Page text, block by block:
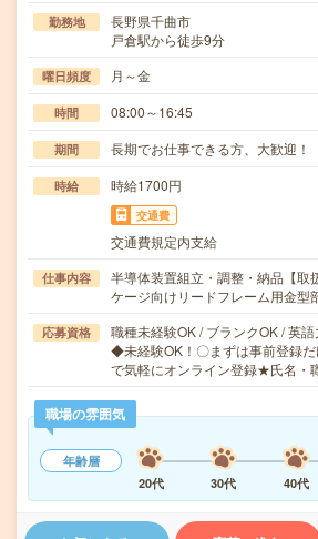
勤務地
長野県千曲市
戸倉駅から徒歩9分
曜日頻度 月～金
時間 08:00～16:45
期間 長期でお仕事できる方、大歓迎！
時給 時給1700円
交通費
交通費規定内支給
仕事内容
半導体装置組立・調整・納品【取
ケージ向けリードフレーム用金
応募資格
職種未経験OK / ブランクOK / 英
◆未経験OK！〇まずは事前登録
で気軽にオンライン登録★氏名・
職場の雰囲気
年齢層
20代
30代 40代